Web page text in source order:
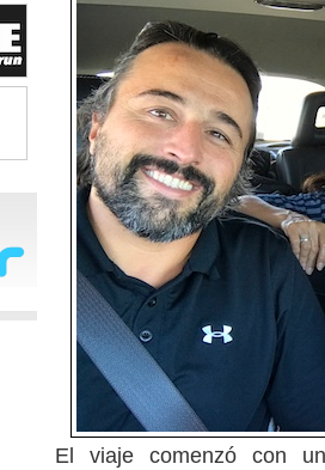
El viaje comenzó con